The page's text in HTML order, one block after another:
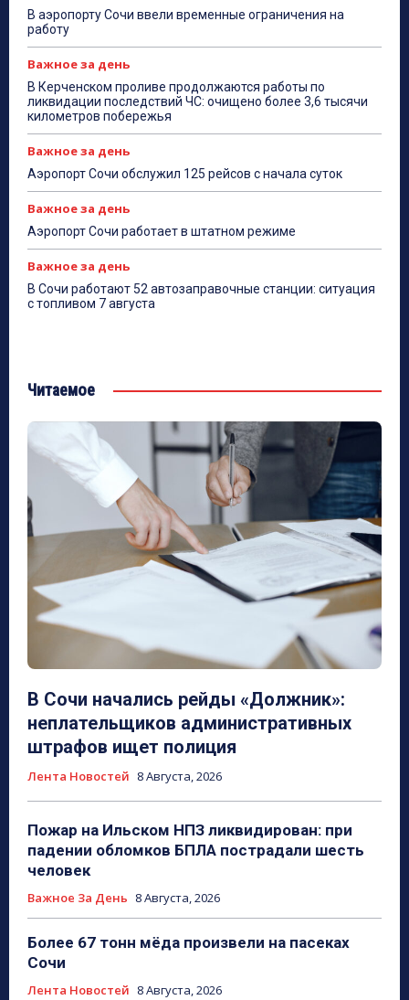
В аэропорту Сочи ввели временные ограничения на
работу
Важное за день
В Керченском проливе продолжаются работы по
ликвидации последствий ЧС: очищено более 3,6 тысячи
километров побережья
Важное за день
Аэропорт Сочи обслужил 125 рейсов с начала суток
Важное за день
Аэропорт Сочи работает в штатном режиме
Важное за день
В Сочи работают 52 автозаправочные станции: ситуация
с топливом 7 августа
Читаемое
В Сочи начались рейды «Должник»:
неплательщиков административных
штрафов ищет полиция
Лента Новостей 8 Августа, 2026
Пожар на Ильском НПЗ ликвидирован: при
падении обломков БПЛА пострадали шесть
человек
Важное За День 8 Августа, 2026
Более 67 тонн мёда произвели на пасеках
Сочи
Лента Новостей 8 Августа, 2026